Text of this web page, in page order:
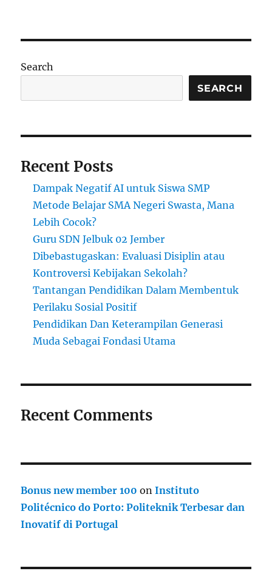
Search
SEARCH
Recent Posts
Dampak Negatif AI untuk Siswa SMP
Metode Belajar SMA Negeri Swasta, Mana
Lebih Cocok?
Guru SDN Jelbuk 02 Jember
Dibebastugaskan: Evaluasi Disiplin atau
Kontroversi Kebijakan Sekolah?
Tantangan Pendidikan Dalam Membentuk
Perilaku Sosial Positif
Pendidikan Dan Keterampilan Generasi
Muda Sebagai Fondasi Utama
Recent Comments
Bonus new member 100 onInstituto
Politécnico do Porto: Politeknik Terbesar dan
Inovatif di Portugal